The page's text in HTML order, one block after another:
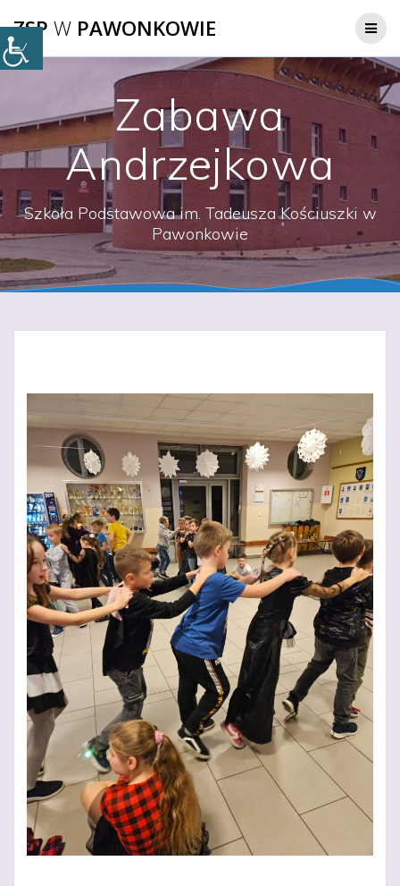
do
ZSP W PAWONKOWIE
Zabawa
Andrzejkowa
Szkoła Podstawowa im. Tadeusza Kościuszki w
Pawonkowie